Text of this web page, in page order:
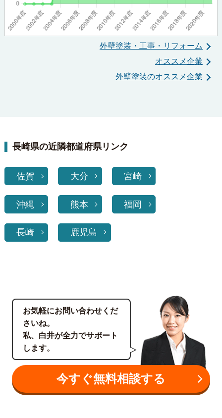
外壁塗装・工事・リフォーム
オススメ企業
外壁塗装のオススメ企業
長崎県の近隣都道府県リンク
佐賀 大分 宮崎
沖縄 熊本 福岡
長崎 鹿児島
お気軽にお問い合わせくだ
さいね。
私、白井が全力でサポート
します。
今すぐ無料相談する